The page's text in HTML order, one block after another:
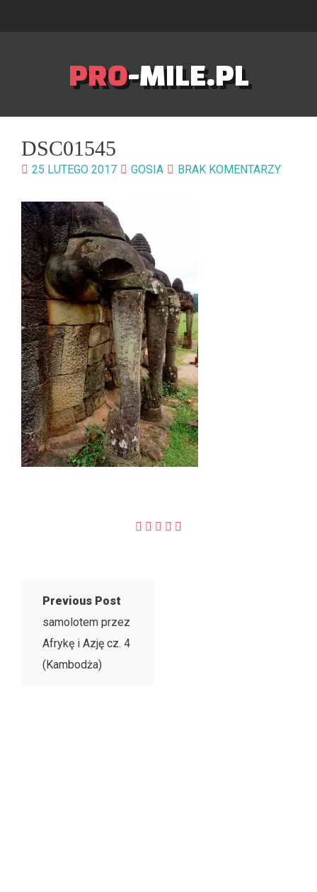
PRO-MILE.PL
DSC01545
25 LUTEGO 2017 GOSIA BRAK KOMENTARZY
Previous Post
samolotem przez
Afrykę i Azję cz. 4
(Kambodża)